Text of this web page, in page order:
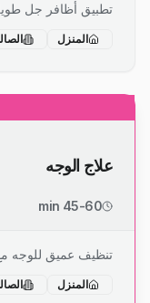
تطبيق أظافر جل
المنزل
علاج الوجه
45-60 min
تنظيف عميق للوجه
المنزل